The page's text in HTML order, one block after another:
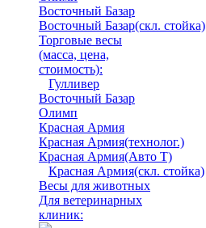
Восточный Базар
Восточный Базар(скл. стойка)
Торговые весы
(масса, цена,
стоимость):
Гулливер
Восточный Базар
Олимп
Красная Армия
Красная Армия(технолог.)
Красная Армия(Авто Т)
Красная Армия(скл. стойка)
Весы для животных
Для ветеринарных
клиник: